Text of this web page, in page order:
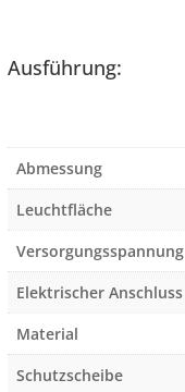
Ausführung:
Abmessung
Leuchtfläche
Versorgungsspannung
Elektrischer Anschluss
Material
Schutzscheibe